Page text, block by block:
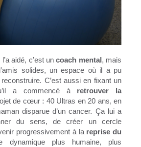
aidé, c’est uncoach mental, mais
solides, un espace où il a pu
reconstruire. C’est aussi en fixant un
a commencé à retrouver la
de cœur : 40 Ultras en 20 ans, en
disparue d’un cancer. Ça lui a
du sens, de créer un cercle
progressivement à la reprise du
dynamique plus humaine, plus